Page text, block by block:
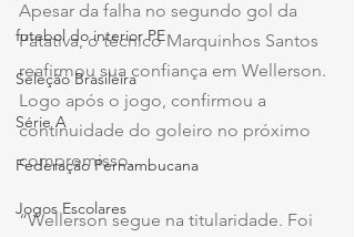
futebol do interior PE
Seleção Brasileira
Série A
Federação Pernambucana
Jogos Escolares
Apesar da falha no segundo gol da
Patativa, o técnico Marquinhos Santos
reafirmou sua confiança em Wellerson.
Logo após o jogo, confirmou a
continuidade do goleiro no próximo
compromisso.
“Wellerson segue na titularidade. Foi